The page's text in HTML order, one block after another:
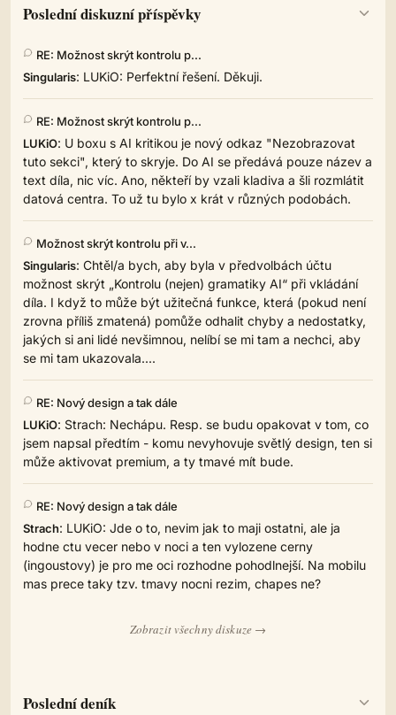
Poslední deník
Poslední diskuzní příspěvky
RE: Možnost skrýt kontrolu p...
Singularis: LUKiO: Perfektní řešení. Děkuji.
RE: Možnost skrýt kontrolu p...
LUKiO: U boxu s AI kritikou je nový odkaz "Nezobrazovat
tuto sekci", který to skryje. Do AI se předává pouze název a
text díla, nic víc. Ano, někteří by vzali kladiva a šli rozmlátit
datová centra. To už tu bylo x krát v různých podobách.
Možnost skrýt kontrolu při v...
Singularis: Chtěl/a bych, aby byla v předvolbách účtu
možnost skrýt „Kontrolu (nejen) gramatiky AI“ při vkládání
díla. I když to může být užitečná funkce, která (pokud není
zrovna příliš zmatená) pomůže odhalit chyby a nedostatky,
jakých si ani lidé nevšimnou, nelíbí se mi tam a nechci, aby
se mi tam ukazovala....
RE: Nový design a tak dále
LUKiO: Strach: Nechápu. Resp. se budu opakovat v tom, co
jsem napsal předtím - komu nevyhovuje světlý design, ten si
může aktivovat premium, a ty tmavé mít bude.
RE: Nový design a tak dále
Strach: LUKiO: Jde o to, nevim jak to maji ostatni, ale ja
hodne ctu vecer nebo v noci a ten vylozene cerny
(ingoustovy) je pro me oci rozhodne pohodlnejší. Na mobilu
mas prece taky tzv. tmavy nocni rezim, chapes ne?
Zobrazit všechny diskuze →